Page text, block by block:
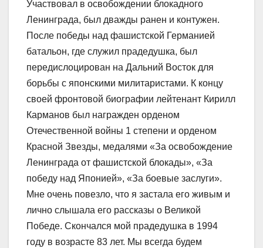
Участвовал в освобождении блокадного
Ленинграда, был дважды ранен и контужен.
После победы над фашистской Германией
батальон, где служил прадедушка, был
передислоцирован на Дальний Восток для
борьбы с японскими милитаристами. К концу
своей фронтовой биографии лейтенант Кирилл
Карманов был награжден орденом
Отечественной войны 1 степени и орденом
Красной Звезды, медалями «За освобождение
Ленинграда от фашистской блокады», «За
победу над Японией», «За боевые заслуги».
Мне очень повезло, что я застала его живым и
лично слышала его рассказы о Великой
Победе. Скончался мой прадедушка в 1994
году в возрасте 83 лет. Мы всегда будем